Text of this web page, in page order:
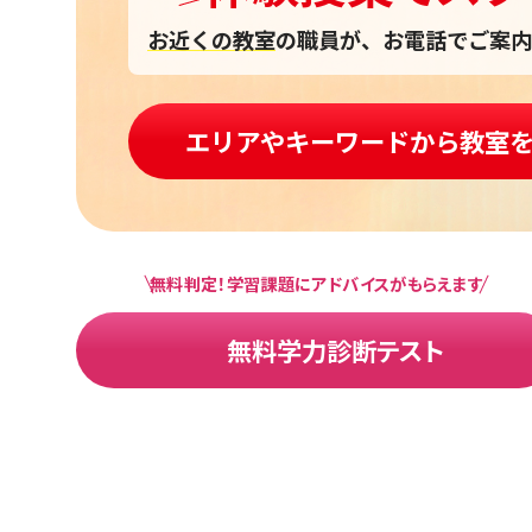
お近くの教室の職員が、お電話でご案
エリアやキーワードから教室
無料判定！学習課題にアドバイスがもらえます
無料学力診断テスト